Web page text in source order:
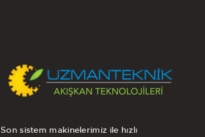
Son sistem makinelerimiz ile hızlı